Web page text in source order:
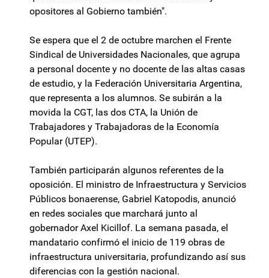
opositores al Gobierno también".
Se espera que el 2 de octubre marchen el Frente
Sindical de Universidades Nacionales, que agrupa
a personal docente y no docente de las altas casas
de estudio, y la Federación Universitaria Argentina,
que representa a los alumnos. Se subirán a la
movida la CGT, las dos CTA, la Unión de
Trabajadores y Trabajadoras de la Economía
Popular (UTEP).
También participarán algunos referentes de la
oposición. El ministro de Infraestructura y Servicios
Públicos bonaerense, Gabriel Katopodis, anunció
en redes sociales que marchará junto al
gobernador Axel Kicillof. La semana pasada, el
mandatario confirmó el inicio de 119 obras de
infraestructura universitaria, profundizando así sus
diferencias con la gestión nacional.